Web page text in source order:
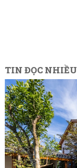
TIN ĐỌC NHIỀU